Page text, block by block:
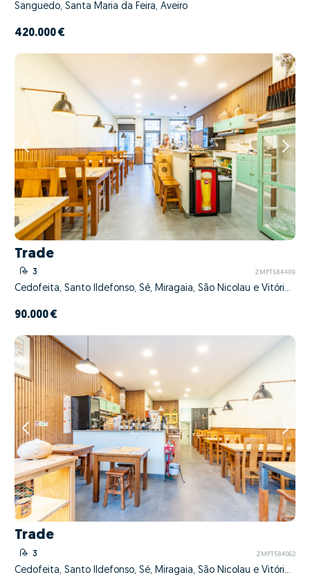
Sanguedo, Santa Maria da Feira, Aveiro
420.000 €
Trade
3 ZMPT584409
Cedofeita, Santo Ildefonso, Sé, Miragaia, São Nicolau e Vitória, Porto, Porto
90.000 €
Trade
3 ZMPT584062
Cedofeita, Santo Ildefonso, Sé, Miragaia, São Nicolau e Vitória, Porto, Porto